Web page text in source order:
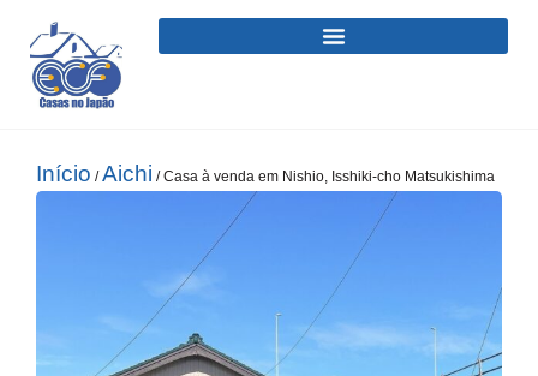
Início /Aichi / Casa à venda em Nishio, Isshiki-cho Matsukishima